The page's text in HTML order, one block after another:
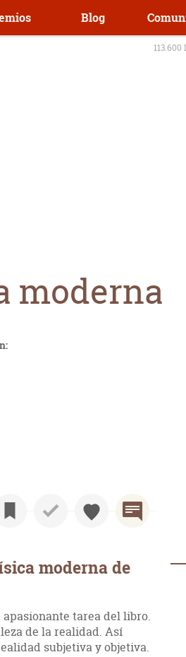
Blog
moderna
moderna de
tarea del libro.
de la realidad. Así
subjetiva y objetiva.